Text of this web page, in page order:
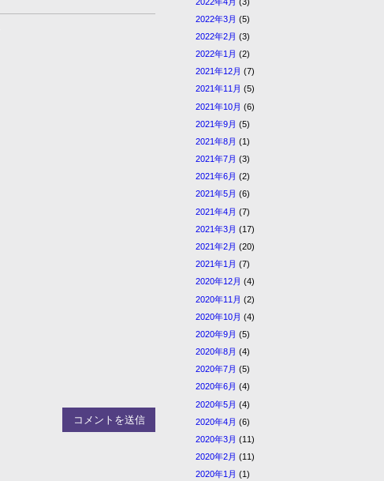
2022年3月 (5)
2022年2月 (3)
2022年1月 (2)
2021年12月 (7)
2021年11月 (5)
2021年10月 (6)
2021年9月 (5)
2021年8月 (1)
2021年7月 (3)
2021年6月 (2)
2021年5月 (6)
2021年4月 (7)
2021年3月 (17)
2021年2月 (20)
2021年1月 (7)
2020年12月 (4)
2020年11月 (2)
2020年10月 (4)
2020年9月 (5)
2020年8月 (4)
2020年7月 (5)
2020年6月 (4)
2020年5月 (4)
2020年4月 (6)
2020年3月 (11)
2020年2月 (11)
2020年1月 (1)